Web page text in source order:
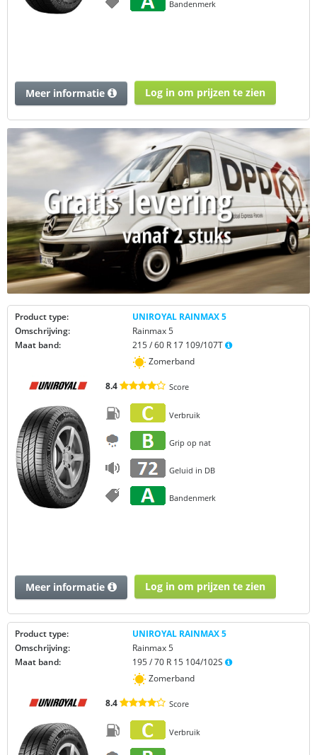
Bandenmerk
Log in om prijzen te zien
Meer informatie
Product type:
UNIROYAL RAINMAX 5
Omschrijving:
Rainmax 5
Maat band:
215 / 60 R 17 109/107T
Zomerband
8.4 Score
Verbruik
Grip op nat
Geluid in DB
Bandenmerk
Log in om prijzen te zien
Meer informatie
Product type:
UNIROYAL RAINMAX 5
Omschrijving:
Rainmax 5
Maat band:
195 / 70 R 15 104/102S
Zomerband
8.4 Score
Verbruik